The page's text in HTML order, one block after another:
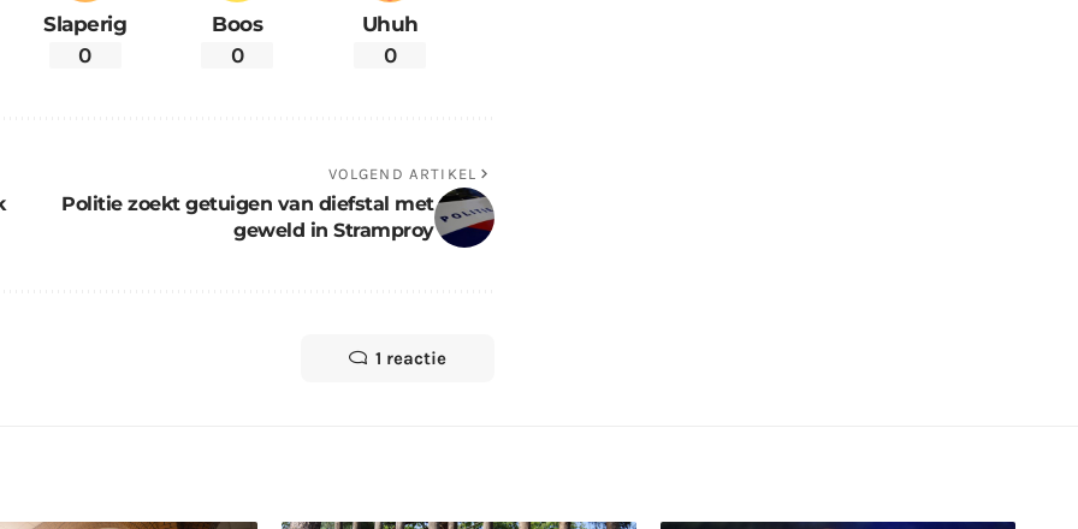
Slaperig
0
Boos
0
Uhuh
0
VOLGEND ARTIKEL
Politie zoekt getuigen van diefstal met
geweld in Stramproy
1 reactie